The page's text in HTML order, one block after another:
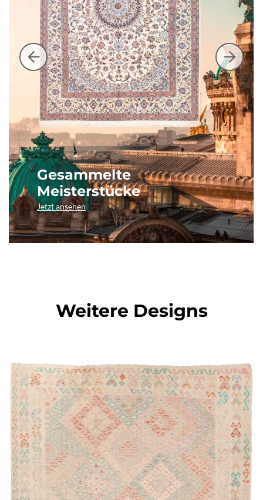
Gesammelte
Meisterstücke
Jetzt ansehen
Weitere Designs